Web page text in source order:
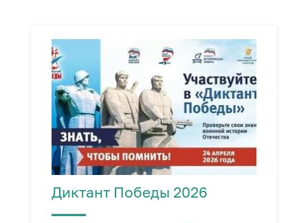
Диктант Победы 2026